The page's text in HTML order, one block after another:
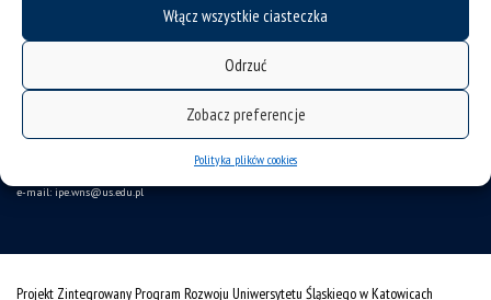
Włącz wszystkie ciasteczka
Odrzuć
Zobacz preferencje
Polityka plików cookies
ul. Grażyńskiego 53
40-126 Katowice
tel. 32 35 99 709 tel./fax 32 35 99 811
e-mail: ipe.wns@us.edu.pl
Projekt Zintegrowany Program Rozwoju Uniwersytetu Śląskiego w Katowicach